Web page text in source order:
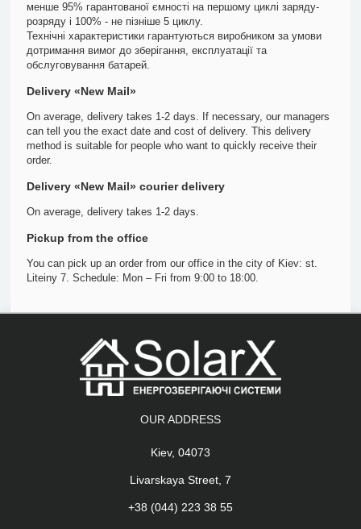
менше 95% гарантованої ємності на першому циклі заряду-
розряду і 100% - не пізніше 5 циклу.
Технічні характеристики гарантуються виробником за умови
дотримання вимог до зберігання, експлуатації та
обслуговування батарей.
Delivery «New Mail»
On average, delivery takes 1-2 days. If necessary, our managers
can tell you the exact date and cost of delivery. This delivery
method is suitable for people who want to quickly receive their
order.
Delivery «New Mail» courier delivery
On average, delivery takes 1-2 days.
Pickup from the office
You can pick up an order from our office in the city of Kiev: st.
Liteiny 7. Schedule: Mon – Fri from 9:00 to 18:00.
OUR ADDRESS
Kiev, 04073
Livarskaya Street, 7
+38 (044) 223 38 55